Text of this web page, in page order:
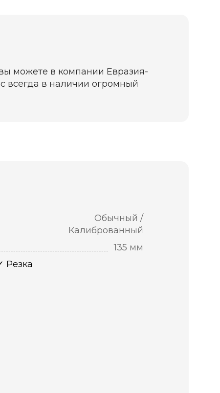
можете в компании Евразия-
всегда в наличии огромный
Обычный /
Калиброванный
135 мм
Резка